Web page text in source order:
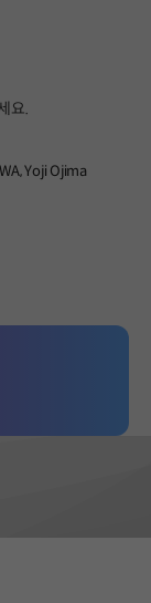
요.
Yoji Ojima